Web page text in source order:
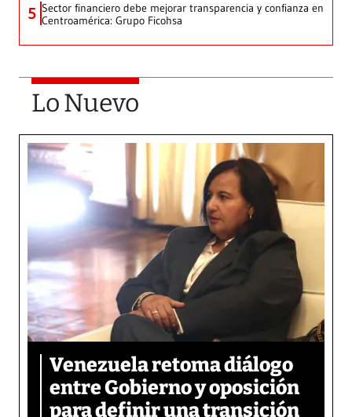
5 Sector financiero debe mejorar transparencia y confianza en
Centroamérica: Grupo Ficohsa
Lo Nuevo
Venezuela retoma diálogo
entre Gobierno y oposición
para definir una transición